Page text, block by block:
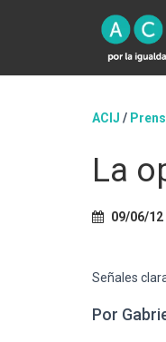
ACIJ /
La
09/06/12
Señales
Por